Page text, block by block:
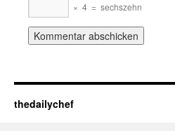
× 4 = sechszehn
thedailychef